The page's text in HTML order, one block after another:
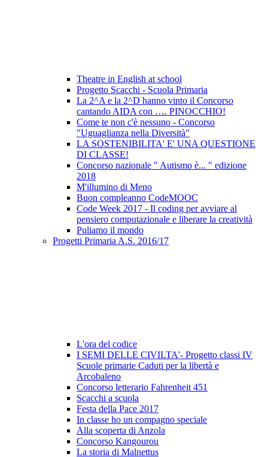
Theatre in English at school
Progetto Scacchi - Scuola Primaria
La 2^A e la 2^D hanno vinto il Concorso
cantando AIDA con …. PINOCCHIO!
Come te non c'è nessuno - Concorso
"Uguaglianza nella Diversità"
LA SOSTENIBILITA' E' UNA QUESTIONE
DI CLASSE!
Concorso nazionale " Autismo è... " edizione
2018
M'illumino di Meno
Buon compleanno CodeMOOC
Code Week 2017 - Il coding per avviare al
pensiero computazionale e liberare la creatività
Puliamo il mondo
Progetti Primaria A.S. 2016/17
L'ora del codice
I SEMI DELLE CIVILTA'- Progetto classi IV
Scuole primarie Caduti per la libertà e
Arcobaleno
Concorso letterario Fahrenheit 451
Scacchi a scuola
Festa della Pace 2017
In classe ho un compagno speciale
Alla scoperta di Anzola
Concorso Kangourou
La storia di Malnettus